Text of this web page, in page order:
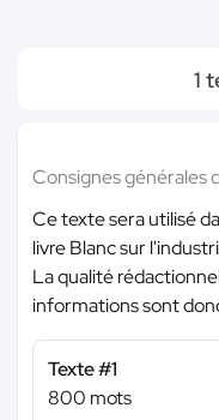
1
Consignes générales
Ce texte sera utilisé
livre Blanc sur
La qualité
informations sont
Texte #1
800 mots